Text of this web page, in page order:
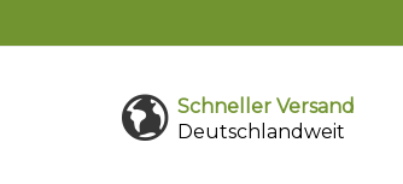
Schneller Versand
Deutschlandweit